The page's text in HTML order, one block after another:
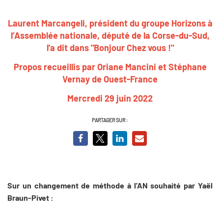
Laurent Marcangeli, président du groupe Horizons à
l’Assemblée nationale, député de la Corse-du-Sud,
l'a dit dans "Bonjour Chez vous !"
Propos recueillis par Oriane Mancini et Stéphane
Vernay de Ouest-France
Mercredi 29 juin 2022
PARTAGER SUR :
Sur un changement de méthode à l'AN souhaité par Yaël
Braun-Pivet :